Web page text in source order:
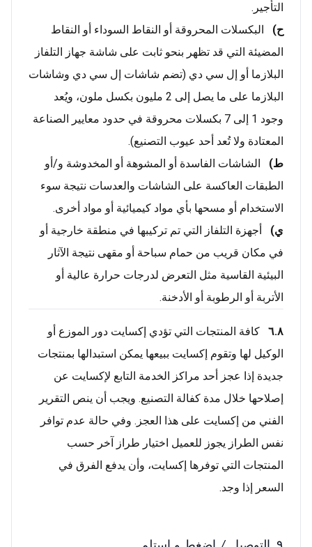
التأجير.
ح)
البكسلات المحروقة أو النقاط السوداء أو النقاط
المضيئة التي قد تظهر بنحو ثابت على شاشة جهاز التلفاز
البلازما أو إل سي دي (تضم شاشات إل سي دي وشاشات
البلازما على ما يصل إلى 2 مليون بكسل ملون، ويُعد
وجود 1 إلى 7 بكسلات محروقة في حدود معايير الصناعة
المعتادة ولا تُعد أحد عيوب التصنيع).
ط)
الشاشات الفاسدة أو المشوهة أو المخدوشة و/أو
الطبقات العاكسة على الشاشات والعدسات نتيجة سوء
الاستخدام أو مسحها بأي مواد كيميائية أو مواد أخرى.
ي)
أجهزة التلفاز التي تم تركيبها في منطقة خارجية أو
في مكان قريب من حمام سباحة أو مقهى نتيجة الآثار
البيئية القاسية مثل التعرض لدرجات حرارة عالية أو
الأتربة أو الرطوبة أو الأدخنة.
٦.٨
كافة المنتجات التي تؤدي إكسايت دور الموزع أو
الوكيل لها وتقوم إكسايت ببيعها يمكن استبدالها بمنتجات
جديدة إذا عجز أحد مراكز الخدمة التابع لإكسايت عن
إصلاحها خلال مدة كفالة التصنيع. ويجب أن ينص التقرير
الفني من إكسايت على هذا العجز. وفي حالة عدم توافر
نفس الطراز يجوز للعميل اختيار طراز آخر حسب
المنتجات التي توفرها إكسايت، وأن يدفع الفرق في
السعر إذا وجد.